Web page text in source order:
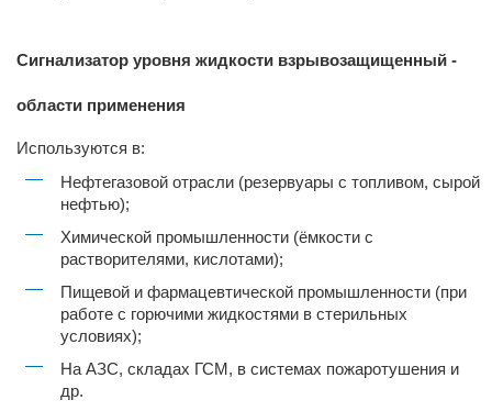
Сигнализатор уровня жидкости взрывозащищенный -
области применения
Используются в:
Нефтегазовой отрасли (резервуары с топливом, сырой
нефтью);
Химической промышленности (ёмкости с
растворителями, кислотами);
Пищевой и фармацевтической промышленности (при
работе с горючими жидкостями в стерильных
условиях);
На АЗС, складах ГСМ, в системах пожаротушения и
др.